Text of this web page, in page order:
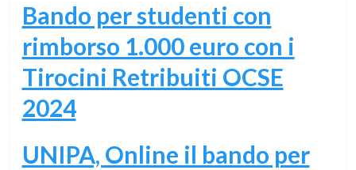
Bando per studenti con
rimborso 1.000 euro con i
Tirocini Retribuiti OCSE
2024
UNIPA, Online il bando per